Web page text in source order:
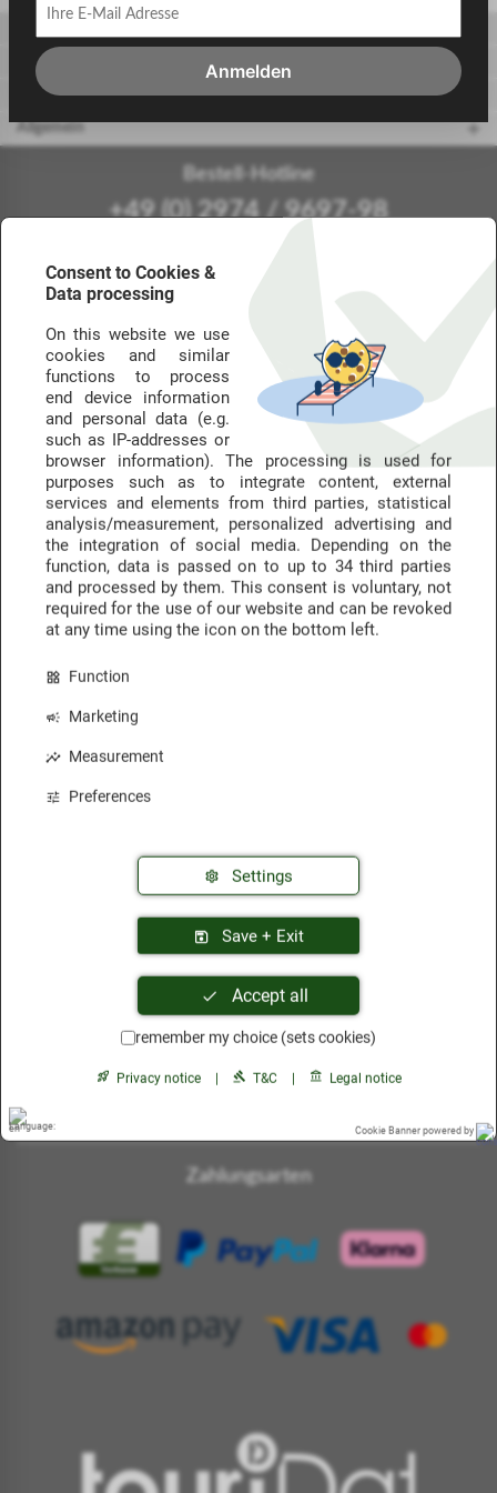
Consent to Cookies &
Data processing
On this website we use
cookies and similar
functions to process
end device information
and personal data (e.g.
such as IP-addresses or
browser information). The processing is used for
purposes such as to integrate content, external
services and elements from third parties, statistical
analysis/measurement, personalized advertising and
the integration of social media. Depending on the
function, data is passed on to up to 34 third parties
and processed by them. This consent is voluntary, not
required for the use of our website and can be revoked
at any time using the icon on the bottom left.
Function
Marketing
Measurement
Preferences
Settings
Save + Exit
Accept all
remember my choice (sets cookies)
Privacy notice | T&C | Legal notice
Cookie Banner powered by
Gastgeber
touriDat Reiseblog
Allgemein
Bestell-Hotline
+49 (0) 2974 / 9697-98
Die Marken von touriDat
touriDays steht für unsere Reise- und Hotelgutscheine – im Netz meist als
touriDat Reisegutschein bzw. Hotelgutschein.
Urlaubstage mit
100% Käuferschutz
Golferlebnisse der
Extraklasse
Hotelempfehlungen
des Monats
Anfragen & Buchen
über touriBook
Sicherheit & Vertrauen
Awards & Auszeichnungen
Zahlungsarten
Anmelden